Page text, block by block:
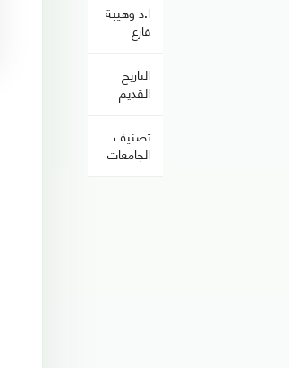
ا.د وهيبة
فارع
التاريخ
القديم
تصنيف
الجامعات